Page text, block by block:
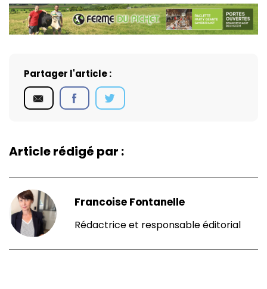
Partager l'article :
Article rédigé par :
Francoise Fontanelle
Rédactrice et responsable éditorial